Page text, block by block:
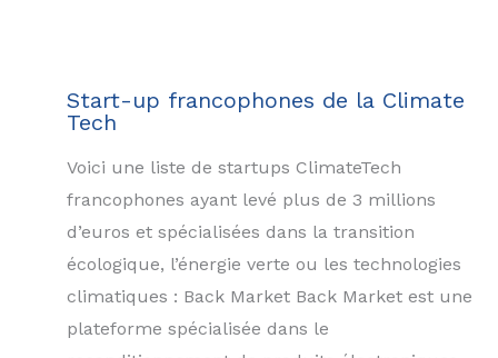
Start-up francophones de la Climate
Tech
Voici une liste de startups ClimateTech
francophones ayant levé plus de 3 millions
d’euros et spécialisées dans la transition
écologique, l’énergie verte ou les technologies
climatiques : Back Market Back Market est une
plateforme spécialisée dans le